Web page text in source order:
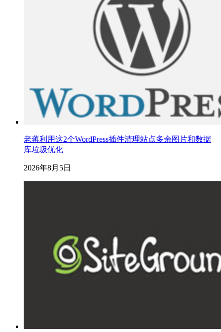
老蒋利用这2个WordPress插件清理站点多余图片和数据
库垃圾优化
2026年8月5日